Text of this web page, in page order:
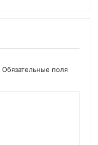
Обязательные поля